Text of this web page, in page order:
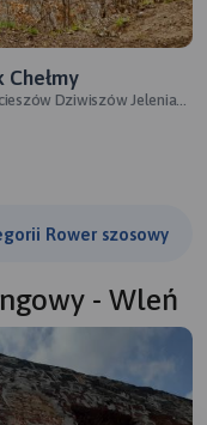
Dziwiszów Jelenia
Rower szosowy
- Wleń